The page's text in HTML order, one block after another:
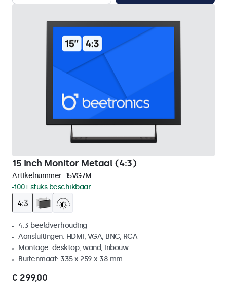
15 Inch Monitor Metaal (4:3)
Artikelnummer: 15VG7M
100+ stuks beschikbaar
4:3 beeldverhouding
Aansluitingen: HDMI, VGA, BNC, RCA
Montage: desktop, wand, inbouw
Buitenmaat: 335 x 259 x 38 mm
€ 299,00